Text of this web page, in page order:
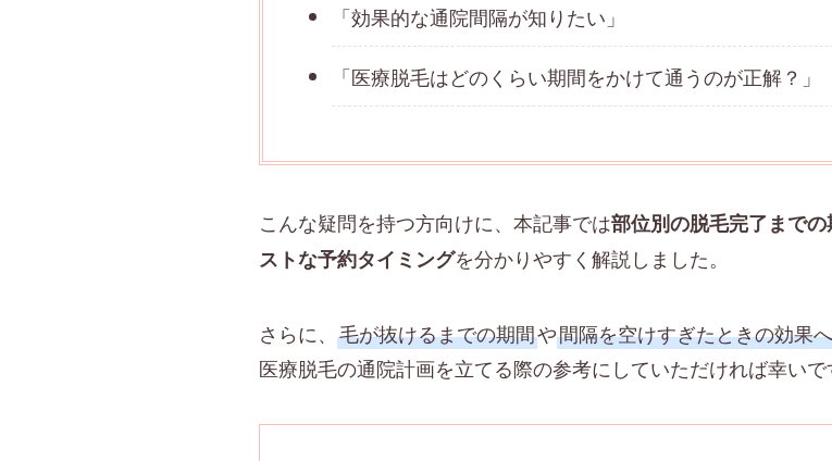
「効果的な通院間隔が知りたい」
「医療脱毛はどのくらい期間をかけて通うのが正解？」
こんな疑問を持つ方向けに、本記事では部位別の脱毛完了まで
ストな予約タイミングを分かりやすく解説しました。
さらに、 毛が抜けるまでの期間や間隔を空けすぎたときの効果
医療脱毛の通院計画を立てる際の参考にしていただければ幸いで